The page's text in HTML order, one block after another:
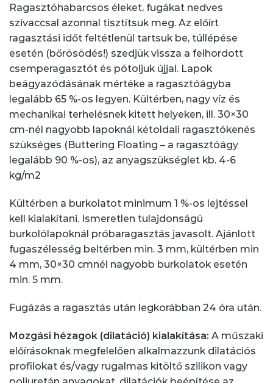
Ragasztóhabarcsos éleket, fugákat nedves
szivaccsal azonnal tisztítsuk meg. Az előírt
ragasztási időt feltétlenül tartsuk be, túllépése
esetén (bőrösödés!) szedjük vissza a felhordott
csemperagasztót és pótoljuk újjal. Lapok
beágyazódásának mértéke a ragasztóágyba
legalább 65 %-os legyen. Kültérben, nagy víz és
mechanikai terhelésnek kitett helyeken, ill. 30×30
cm-nél nagyobb lapoknál kétoldali ragasztókenés
szükséges (Buttering Floating – a ragasztóágy
legalább 90 %-os), az anyagszükséglet kb. 4-6
kg/m2
Kültérben a burkolatot minimum 1 %-os lejtéssel
kell kialakítani. Ismeretlen tulajdonságú
burkolólapoknál próbaragasztás javasolt. Ajánlott
fugaszélesség beltérben min. 3 mm, kültérben min
4 mm, 30×30 cmnél nagyobb burkolatok esetén
min. 5 mm.
Fugázás a ragasztás után legkorábban 24 óra után.
Mozgási hézagok (dilatáció) kialakítása: A műszaki
előírásoknak megfelelően alkalmazzunk dilatációs
profilokat és/vagy rugalmas kitöltő szilikon vagy